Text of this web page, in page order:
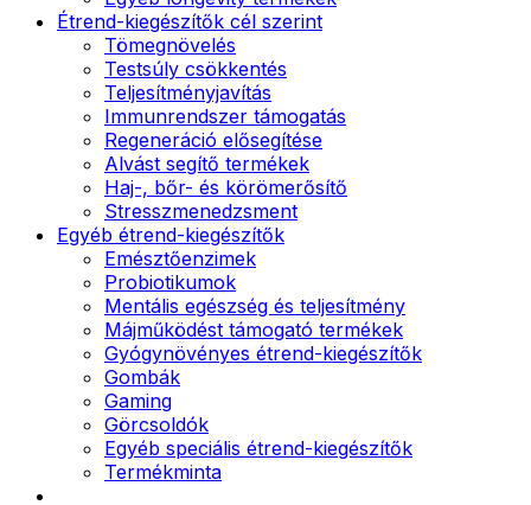
Étrend-kiegészítők cél szerint
Tömegnövelés
Testsúly csökkentés
Teljesítményjavítás
Immunrendszer támogatás
Regeneráció elősegítése
Alvást segítő termékek
Haj-, bőr- és körömerősítő
Stresszmenedzsment
Egyéb étrend-kiegészítők
Emésztőenzimek
Probiotikumok
Mentális egészség és teljesítmény
Májműködést támogató termékek
Gyógynövényes étrend-kiegészítők
Gombák
Gaming
Görcsoldók
Egyéb speciális étrend-kiegészítők
Termékminta